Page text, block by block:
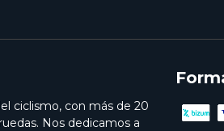
ciclismo, con más de 20
Nos dedicamos a